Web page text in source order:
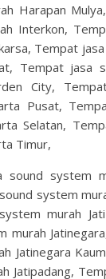
Harapan
Interkon,
Tempat
Tempat jasa
City,
Pusat,
Selatan,
Timur,
sound system
system
murah
murah
Jatinegara
Jatipadang,